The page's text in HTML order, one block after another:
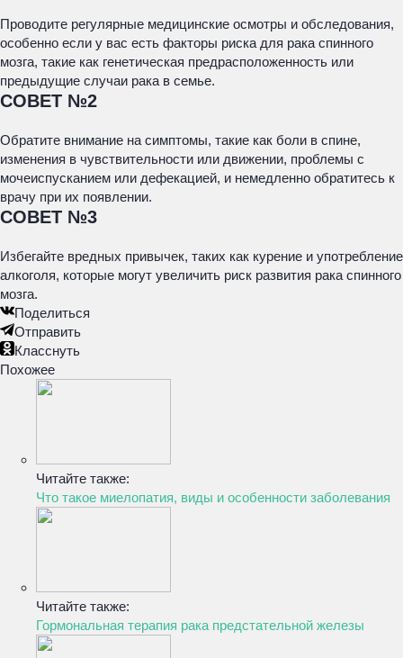
Проводите регулярные медицинские осмотры и обследования,
особенно если у вас есть факторы риска для рака спинного
мозга, такие как генетическая предрасположенность или
предыдущие случаи рака в семье.
СОВЕТ №2
Обратите внимание на симптомы, такие как боли в спине,
изменения в чувствительности или движении, проблемы с
мочеиспусканием или дефекацией, и немедленно обратитесь к
врачу при их появлении.
СОВЕТ №3
Избегайте вредных привычек, таких как курение и употребление
алкоголя, которые могут увеличить риск развития рака спинного
мозга.
Поделиться
Отправить
Класснуть
Похожее
Читайте также:
Что такое миелопатия, виды и особенности заболевания
Читайте также:
Гормональная терапия рака предстательной железы